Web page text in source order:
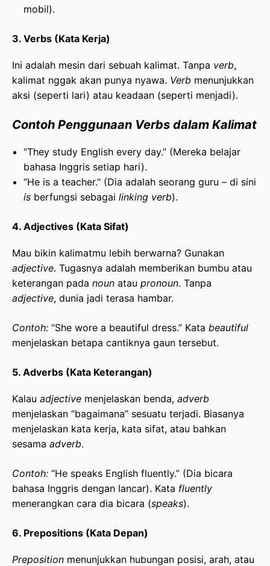
mobil).
3. Verbs (Kata Kerja)
Ini adalah mesin dari sebuah kalimat. Tanpa verb,
kalimat nggak akan punya nyawa. Verb menunjukkan
aksi (seperti lari) atau keadaan (seperti menjadi).
Contoh Penggunaan Verbs dalam Kalimat
“They study English every day.” (Mereka belajar
bahasa Inggris setiap hari).
“He is a teacher.” (Dia adalah seorang guru – di sini
is berfungsi sebagailinking verb).
4. Adjectives (Kata Sifat)
Mau bikin kalimatmu lebih berwarna? Gunakan
adjective. Tugasnya adalah memberikan bumbu atau
keterangan pada noun atau pronoun. Tanpa
adjective, dunia jadi terasa hambar.
Contoh: “She wore a beautiful dress.” Kata beautiful
menjelaskan betapa cantiknya gaun tersebut.
5. Adverbs (Kata Keterangan)
Kalau adjective menjelaskan benda, adverb
menjelaskan “bagaimana” sesuatu terjadi. Biasanya
menjelaskan kata kerja, kata sifat, atau bahkan
sesama adverb.
Contoh: “He speaks English fluently.” (Dia bicara
bahasa Inggris dengan lancar). Kata fluently
menerangkan cara dia bicara (speaks).
6. Prepositions (Kata Depan)
Preposition menunjukkan hubungan posisi, arah, atau